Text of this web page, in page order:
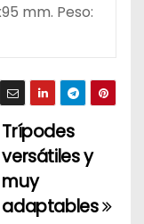
mm. Peso:
Trípodes
versátiles y
muy
adaptables